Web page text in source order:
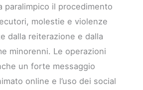
paralimpico il procedimento
molestie e violenze
dalla reiterazione e dalla
minorenni. Le operazioni
un forte messaggio
online e l’uso dei social